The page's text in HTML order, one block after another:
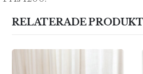
RELATERADE